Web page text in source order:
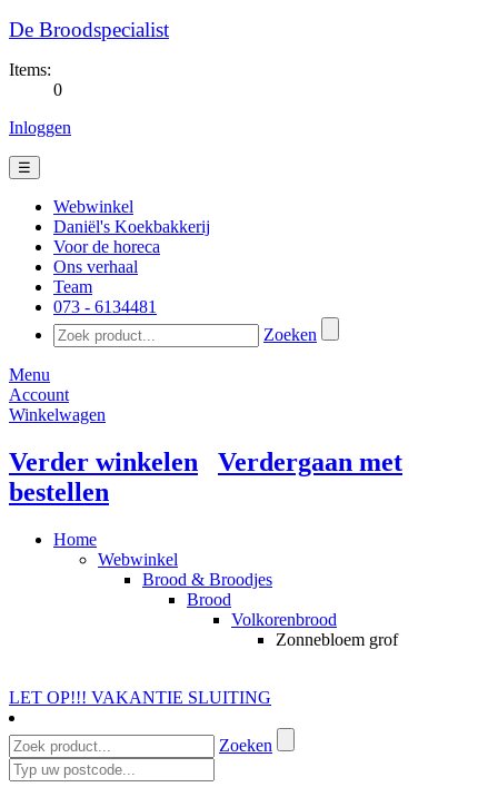
De Broodspecialist
Items:
0
Inloggen
☰
Webwinkel
Daniël's Koekbakkerij
Voor de horeca
Ons verhaal
Team
073 - 6134481​
Zoeken
Menu
Account
Winkelwagen
Verder winkelen
Verdergaan met
bestellen
Home
Webwinkel
Brood & Broodjes
Brood
Volkorenbrood
Zonnebloem grof
LET OP!!! VAKANTIE SLUITING
Zoeken